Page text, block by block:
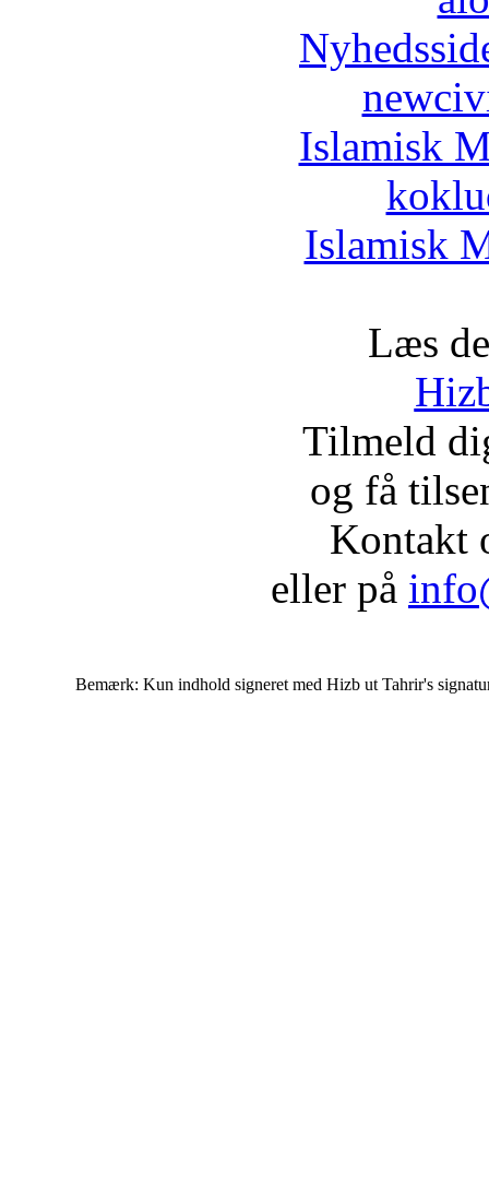
Islamisk
Islamisk
Læs
Tilmeld
og få
Kontakt
eller på
Bemærk: Kun indhold signeret med Hizb ut Tahrir's